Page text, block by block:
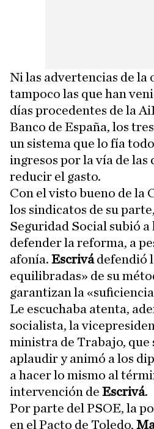
Ni las advertencias de la
tampoco las que han
días procedentes de la
Banco de España, los
un sistema que lo fía
ingresos por la vía de las
reducir el gasto.
Con el visto bueno de la
los sindicatos de su
Seguridad Social subió
defender la reforma, a
afonía. Escrivádefendió
equilibradas» de su
garantizan la
Le escuchaba atenta,
socialista, la
ministra de Trabajo, que
aplaudir y animó a los
a hacer lo mismo al
intervención de Escrivá.
Por parte del PSOE, la
en el Pacto de Toledo,